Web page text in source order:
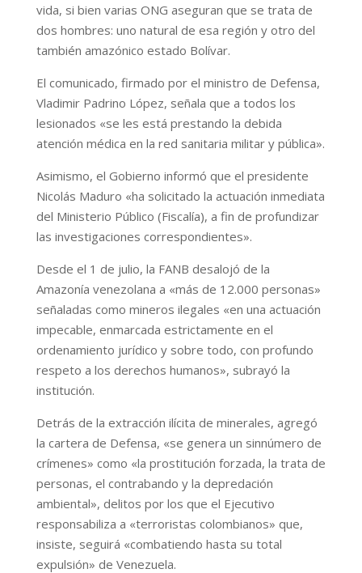
vida, si bien varias ONG aseguran que se trata de
dos hombres: uno natural de esa región y otro del
también amazónico estado Bolívar.
El comunicado, firmado por el ministro de Defensa,
Vladimir Padrino López, señala que a todos los
lesionados «se les está prestando la debida
atención médica en la red sanitaria militar y pública».
Asimismo, el Gobierno informó que el presidente
Nicolás Maduro «ha solicitado la actuación inmediata
del Ministerio Público (Fiscalía), a fin de profundizar
las investigaciones correspondientes».
Desde el 1 de julio, la FANB desalojó de la
Amazonía venezolana a «más de 12.000 personas»
señaladas como mineros ilegales «en una actuación
impecable, enmarcada estrictamente en el
ordenamiento jurídico y sobre todo, con profundo
respeto a los derechos humanos», subrayó la
institución.
Detrás de la extracción ilícita de minerales, agregó
la cartera de Defensa, «se genera un sinnúmero de
crímenes» como «la prostitución forzada, la trata de
personas, el contrabando y la depredación
ambiental», delitos por los que el Ejecutivo
responsabiliza a «terroristas colombianos» que,
insiste, seguirá «combatiendo hasta su total
expulsión» de Venezuela.